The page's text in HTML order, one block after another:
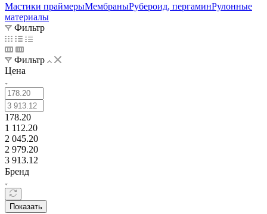
Мастики праймерыМембраныРубероид, пергаминРулонные
материалы
Фильтр
Фильтр
Цена
178.20
1 112.20
2 045.20
2 979.20
3 913.12
Бренд
Показать